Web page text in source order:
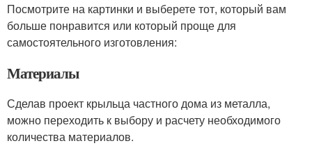
Посмотрите на картинки и выберете тот, который вам
больше понравится или который проще для
самостоятельного изготовления:
Материалы
Сделав проект крыльца частного дома из металла,
можно переходить к выбору и расчету необходимого
количества материалов.